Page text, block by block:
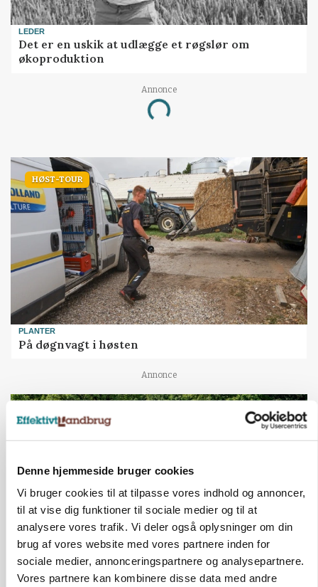
Denne hjemmeside bruger cookies
Vi bruger cookies til at tilpasse vores indhold og annoncer,
til at vise dig funktioner til sociale medier og til at
analysere vores trafik. Vi deler også oplysninger om din
brug af vores website med vores partnere inden for
sociale medier, annonceringspartnere og analysepartnere.
Vores partnere kan kombinere disse data med andre
LEDER
Det er en uskik at udlægge et røgslør om
økoproduktion
Annonce
Loading...
HØST-TOUR
PLANTER
På døgnvagt i høsten
Annonce
MASKINER
Forserie til selvkørende skårlægger afprøves i år